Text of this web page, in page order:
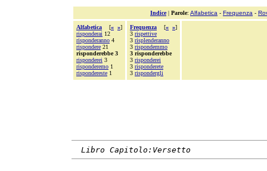
Indice| Parole: Alfabetica - Frequenza -
Alfabetica [« »]
risponderai 12
risponderanno 4
rispondere 21
risponderebbe 3
risponderei 3
risponderemo 1
rispondereste 1
Frequenza [« »]
3 rispettive
3 risplenderanno
3 rispondemmo
3 risponderebbe
3 risponderei
3 risponderete
3 rispondergli
Libro Capitolo:Versetto